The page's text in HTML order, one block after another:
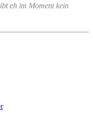
eh im Moment kein